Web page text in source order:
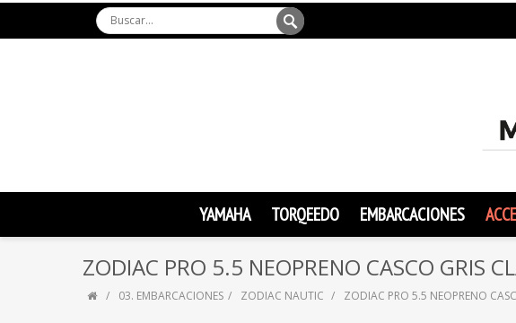
YAMAHA TORQEEDO EMBARCACIONES
ZODIAC PRO 5.5 NEOPRENO CASCO GRIS
03. EMBARCACIONES ZODIAC NAUTIC ZODIAC PRO 5.5 NEOPRENO